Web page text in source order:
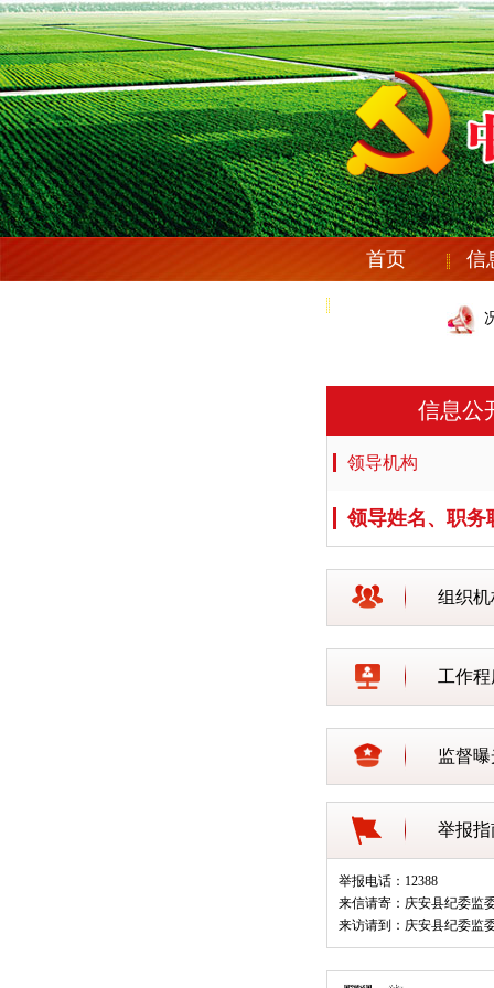
首页
信
庆安县纪委机关党委《关于市委第十一 巡察组反馈意见整改情况
庆安县纪委机关党委《关于市委第十一 巡察组反馈意见整改情况
信息公
领导机构
领导姓名、职务
组织机
工作
监督
举报指
举报电话：12388
来信请寄：庆安县纪委监
来访请到：庆安县纪委监